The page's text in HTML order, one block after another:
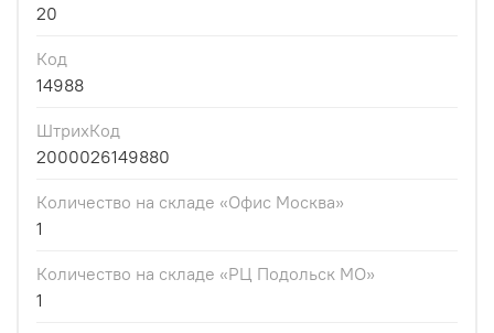
20
Код
14988
ШтрихКод
2000026149880
Количество на складе «Офис Москва»
1
Количество на складе «РЦ Подольск МО»
1